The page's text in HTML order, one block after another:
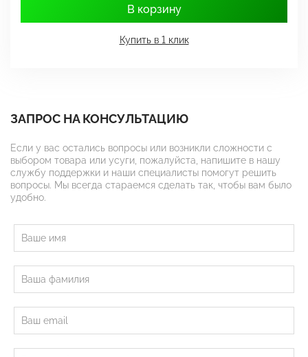
В корзину
Купить в 1 клик
ЗАПРОС НА КОНСУЛЬТАЦИЮ
Если у вас остались вопросы или возникли сложности с
выбором товара или усуги, пожалуйста, напишите в нашу
службу поддержки и наши специалисты помогут решить
вопросы. Мы всегда стараемся сделать так, чтобы вам было
удобно.